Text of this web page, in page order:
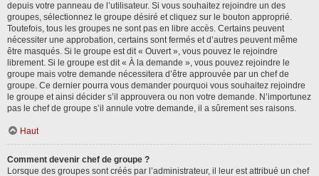
depuis votre panneau de l’utilisateur. Si vous souhaitez rejoindre un des
groupes, sélectionnez le groupe désiré et cliquez sur le bouton approprié.
Toutefois, tous les groupes ne sont pas en libre accès. Certains peuvent
nécessiter une approbation, certains sont fermés et d’autres peuvent même
être masqués. Si le groupe est dit « Ouvert », vous pouvez le rejoindre
librement. Si le groupe est dit « À la demande », vous pouvez rejoindre le
groupe mais votre demande nécessitera d’être approuvée par un chef de
groupe. Ce dernier pourra vous demander pourquoi vous souhaitez rejoindre
le groupe et ainsi décider s’il approuvera ou non votre demande. N’importunez
pas le chef de groupe s’il annule votre demande, il a sûrement ses raisons.
Haut
Comment devenir chef de groupe ?
Lorsque des groupes sont créés par l’administrateur, il leur est attribué un chef